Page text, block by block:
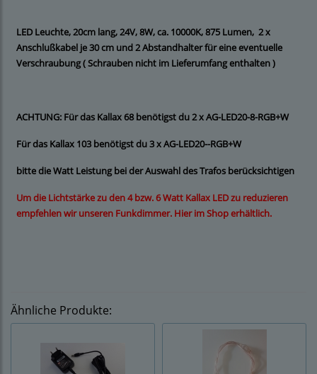
LED Leuchte, 20cm lang, 24V, 8W, ca. 10000K, 875 Lumen, 2 x
Anschlußkabel je 30 cm und 2 Abstandhalter für eine eventuelle
Verschraubung ( Schrauben nicht im Lieferumfang enthalten )
ACHTUNG: Für das Kallax 68 benötigst du 2 x AG-LED20-8-RGB+W
Für das Kallax 103 benötigst du 3 x AG-LED20--RGB+W
bitte die Watt Leistung bei der Auswahl des Trafos berücksichtigen
Um die Lichtstärke zu den 4 bzw. 6 Watt Kallax LED zu reduzieren
empfehlen wir unseren Funkdimmer. Hier im Shop erhältlich.
Ähnliche Produkte: